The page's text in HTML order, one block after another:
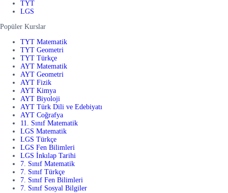
TYT
LGS
Popüler Kurslar
TYT Matematik
TYT Geometri
TYT Türkçe
AYT Matematik
AYT Geometri
AYT Fizik
AYT Kimya
AYT Biyoloji
AYT Türk Dili ve Edebiyatı
AYT Coğrafya
11. Sınıf Matematik
LGS Matematik
LGS Türkçe
LGS Fen Bilimleri
LGS İnkılap Tarihi
7. Sınıf Matematik
7. Sınıf Türkçe
7. Sınıf Fen Bilimleri
7. Sınıf Sosyal Bilgiler